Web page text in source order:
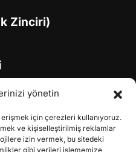
yönetin
için çerezleri kullanıyoruz.
ve kişiselleştirilmiş reklamlar
izin vermek, bu sitedeki
gibi verileri işlememize
Zinciri)
Coinleri